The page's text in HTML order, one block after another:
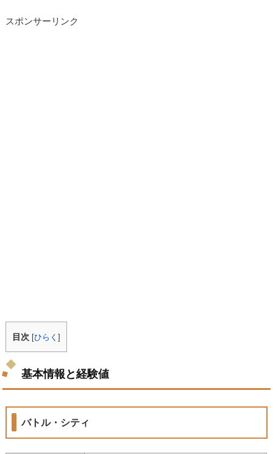
スポンサーリンク
目次 [ひらく]
基本情報と経験値
バトル・シティ